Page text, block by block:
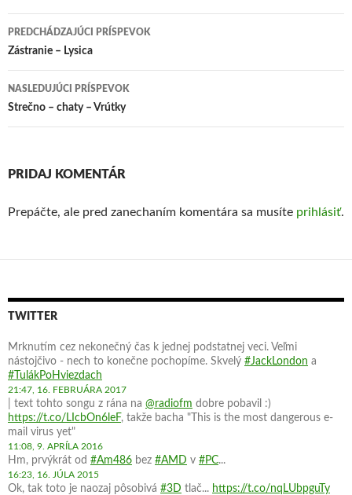
Navigácia
článkami
PREDCHÁDZAJÚCI PRÍSPEVOK
Zástranie – Lysica
NASLEDUJÚCI PRÍSPEVOK
Strečno – chaty – Vrútky
PRIDAJ KOMENTÁR
Prepáčte, ale pred zanechaním komentára sa musíte prihlásiť.
TWITTER
Mrknutím cez nekonečný čas k jednej podstatnej veci. Veľmi
nástojčivo - nech to konečne pochopíme. Skvelý #JackLondon a
#TulákPoHviezdach
21:47, 16. FEBRUÁRA 2017
| text tohto songu z rána na @radiofm dobre pobavil :)
https://t.co/LIcbOn6leF, takže bacha "This is the most dangerous e-
mail virus yet"
11:08, 9. APRÍLA 2016
Hm, prvýkrát od #Am486 bez #AMD v #PC...
16:23, 16. JÚLA 2015
Ok, tak toto je naozaj pôsobivá #3D tlač... https://t.co/nqLUbpguTy